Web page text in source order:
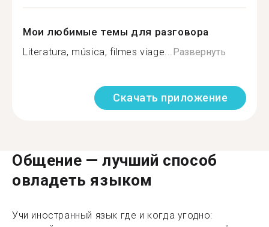
Мои любимые темы для разговора
Literatura, música, filmes viage... Развернуть
Скачать приложение
Общение — лучший способ
овладеть языком
Учи иностранный язык где и когда угодно: